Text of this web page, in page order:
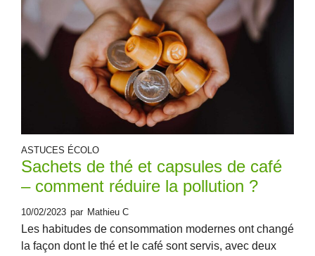
ASTUCES ÉCOLO
Sachets de thé et capsules de café
– comment réduire la pollution ?
10/02/2023 par Mathieu C
Les habitudes de consommation modernes ont changé
la façon dont le thé et le café sont servis, avec deux